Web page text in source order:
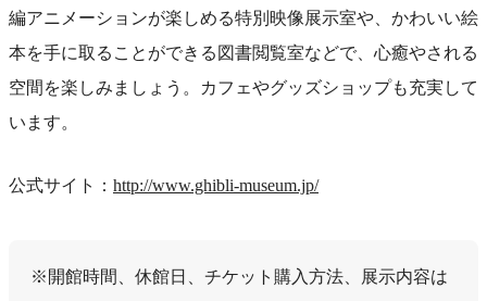
編アニメーションが楽しめる特別映像展示室や、かわいい絵
本を手に取ることができる図書閲覧室などで、心癒やされる
空間を楽しみましょう。カフェやグッズショップも充実して
います。
公式サイト： http://www.ghibli-museum.jp/
※開館時間、休館日、チケット購入方法、展示内容は